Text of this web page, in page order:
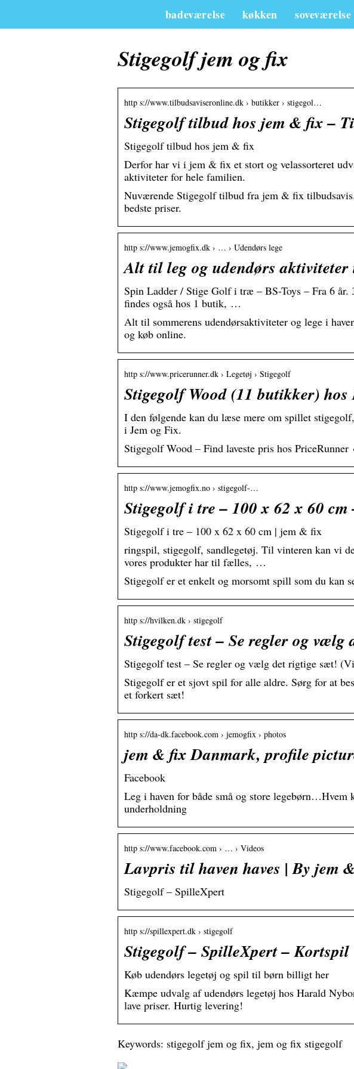
badeværelse køkken soveværelse
Stigegolf jem og fix
http s://www.tilbudsaviseronline.dk › butikker › stigegol…
Stigegolf tilbud hos jem & fix –
Stigegolf tilbud hos jem & fix
Derfor har vi i jem & fix et stort og velassorteret
aktiviteter for hele familien.
Nuværende Stigegolf tilbud fra jem & fix
bedste priser.
http s://www.jemogfix.dk › … › Udendørs lege
Alt til leg og udendørs
Spin Ladder / Stige Golf i træ – BS-Toys – Fra 6
findes også hos 1 butik, …
Alt til sommerens udendørsaktiviteter og lege i
og køb online.
http s://www.pricerunner.dk › Legetøj › Stigegolf
Stigegolf Wood (11 butikker) hos
I den følgende kan du læse mere om spillet
i Jem og Fix.
Stigegolf Wood – Find laveste pris hos
http s://www.jemogfix.no › stigegolf-…
Stigegolf i tre – 100 x 62 x 60
Stigegolf i tre – 100 x 62 x 60 cm | jem & fix
ringspil, stigegolf, sandlegetøj. Til vinteren kan vi
vores produkter har til fælles, …
Stigegolf er et enkelt og morsomt spill som du kan
http s://hvilken.dk › stigegolf
Stigegolf test – Se regler og
Stigegolf test – Se regler og vælg det rigtige sæt!
Stigegolf er et sjovt spil for alle aldre. Sørg for at
et forkert sæt!
http s://da-dk.facebook.com › jemogfix › photos
jem & fix Danmark, profile
Facebook
Leg i haven for både små og store
underholdning
http s://www.facebook.com › … › Videos
Lavpris til haven haves | By jem
Stigegolf – SpilleXpert
http s://spillexpert.dk › stigegolf
Stigegolf – SpilleXpert – Kortspil
Køb udendørs legetøj og spil til børn billigt her
Kæmpe udvalg af udendørs legetøj hos Harald
lave priser. Hurtig levering!
Keywords: stigegolf jem og fix, jem og fix stigegolf